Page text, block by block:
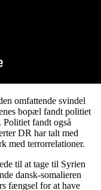
omfattende svindel
bopæl fandt politiet
fandt også
DR har talt med
med terrorrelationer.
til at tage til Syrien
dansk-somalieren
fængsel for at have